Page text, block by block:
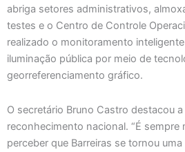
abriga setores administrativos,
testes e o Centro de Controle
realizado o monitoramento
iluminação pública por meio de
georreferenciamento gráfico.
O secretário Bruno Castro destacou
reconhecimento nacional. “É sempre
perceber que Barreiras se tornou